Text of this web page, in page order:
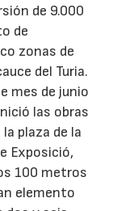
de 9.000
de
zonas de
del Turia.
mes de junio
las obras
plaza de la
Exposició,
100 metros
elemento